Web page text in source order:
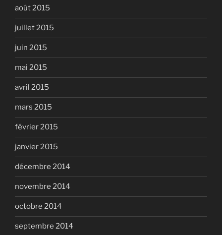
août 2015
juillet 2015
juin 2015
mai 2015
avril 2015
mars 2015
février 2015
janvier 2015
décembre 2014
novembre 2014
octobre 2014
septembre 2014